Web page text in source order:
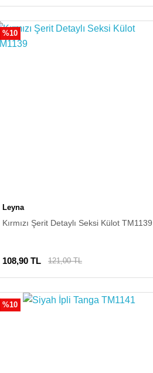
%10
Leyna
Kırmızı Şerit Detaylı Seksi Külot TM1139
108,90 TL 121,00 TL
%10